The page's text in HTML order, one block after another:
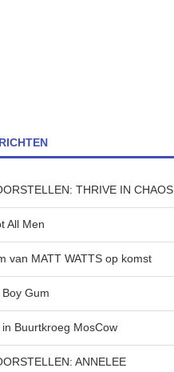
THRIVE IN CHAOS
All Men
van MATT WATTS op komst
Boy Gum
Buurtkroeg MosCow
ANNELEE